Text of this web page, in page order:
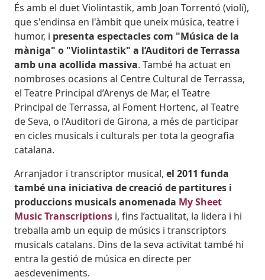
És amb el duet Violintastik, amb Joan Torrentó (violí),
que s'endinsa en l'àmbit que uneix música, teatre i
humor, i presenta espectacles com "Música de la
màniga" o "Violintastik" a l’Auditori de Terrassa
amb una acollida massiva. També ha actuat en
nombroses ocasions al Centre Cultural de Terrassa,
el Teatre Principal d’Arenys de Mar, el Teatre
Principal de Terrassa, al Foment Hortenc, al Teatre
de Seva, o l’Auditori de Girona, a més de participar
en cicles musicals i culturals per tota la geografia
catalana.
Arranjador i transcriptor musical, el 2011 funda
també una iniciativa de creació de partitures i
produccions musicals anomenada My Sheet
Music Transcriptions i, fins l’actualitat, la lidera i hi
treballa amb un equip de músics i transcriptors
musicals catalans. Dins de la seva activitat també hi
entra la gestió de música en directe per
aesdeveniments.